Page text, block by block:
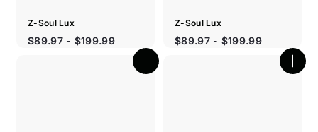
Z-Soul Lux
$89.97 - $199.99
Z-Soul Lux
$89.97 - $199.99
Boutique